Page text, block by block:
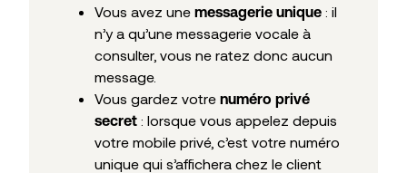
Vous avez une messagerie unique : il
n’y a qu’une messagerie vocale à
consulter, vous ne ratez donc aucun
message.
Vous gardez votre numéro privé
secret : lorsque vous appelez depuis
votre mobile privé, c’est votre numéro
unique qui s’affichera chez le client